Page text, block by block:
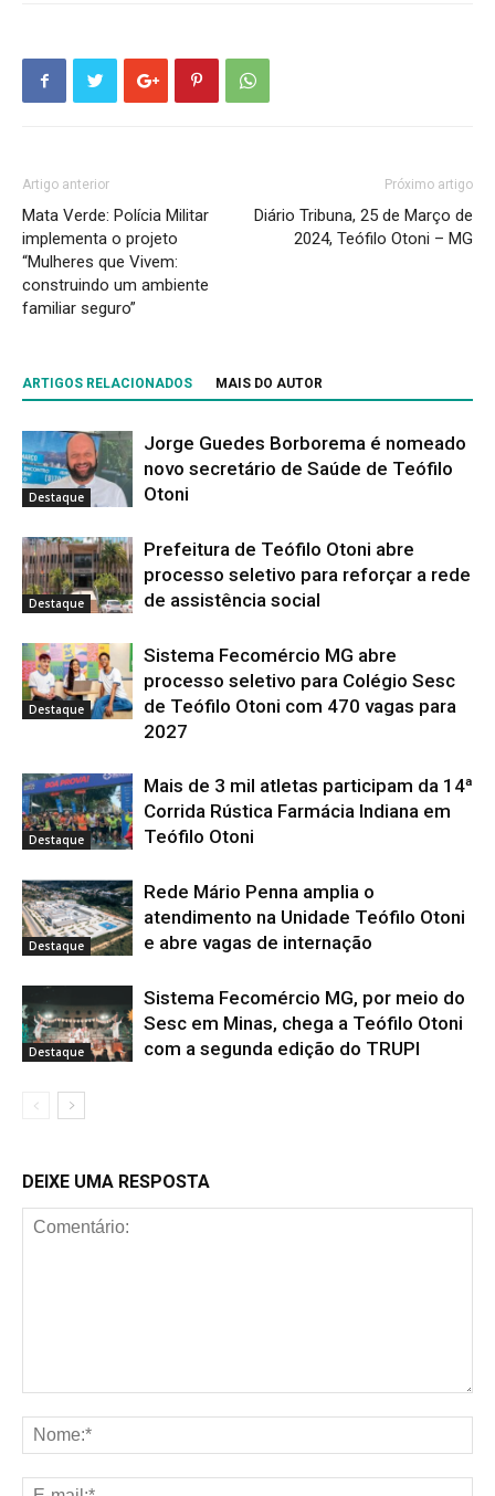
Artigo anterior
Mata Verde: Polícia Militar
implementa o projeto
“Mulheres que Vivem:
construindo um ambiente
familiar seguro”
Próximo artigo
Diário Tribuna, 25 de Março de
2024, Teófilo Otoni – MG
ARTIGOS RELACIONADOS MAIS DO AUTOR
Destaque
Jorge Guedes Borborema é nomeado
novo secretário de Saúde de Teófilo
Otoni
Destaque
Prefeitura de Teófilo Otoni abre
processo seletivo para reforçar a rede
de assistência social
Destaque
Sistema Fecomércio MG abre
processo seletivo para Colégio Sesc
de Teófilo Otoni com 470 vagas para
2027
Destaque
Mais de 3 mil atletas participam da 14ª
Corrida Rústica Farmácia Indiana em
Teófilo Otoni
Destaque
Rede Mário Penna amplia o
atendimento na Unidade Teófilo Otoni
e abre vagas de internação
Destaque
Sistema Fecomércio MG, por meio do
Sesc em Minas, chega a Teófilo Otoni
com a segunda edição do TRUPI
DEIXE UMA RESPOSTA